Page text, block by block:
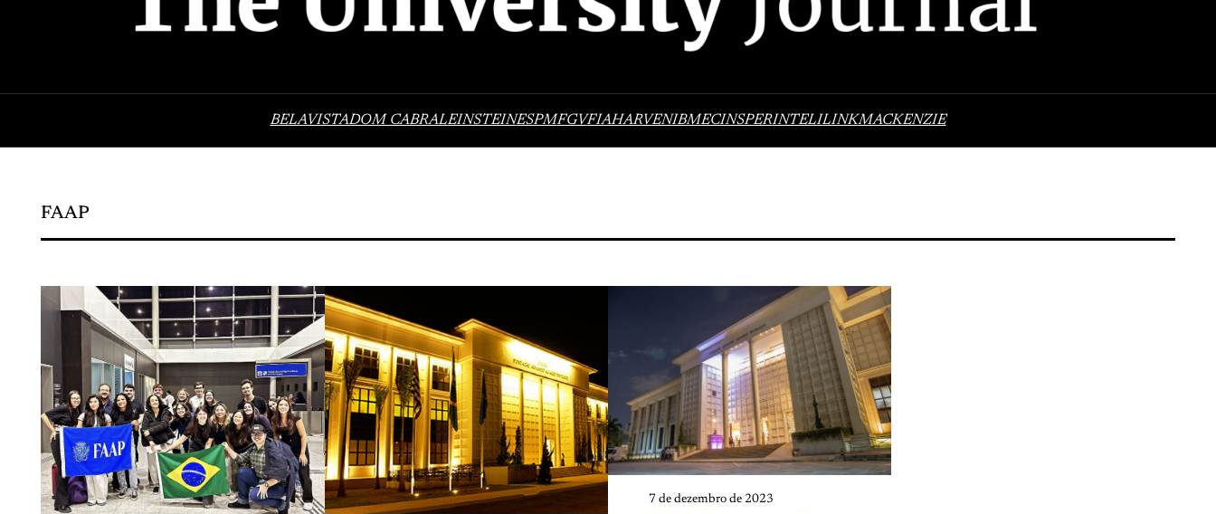
BELAVISTADOM CABRALEINSTEINESPMFGVFIAHARVENIBMECINSPERINTELILINKMACKENZIE
FAAP
7 de dezembro de 2023